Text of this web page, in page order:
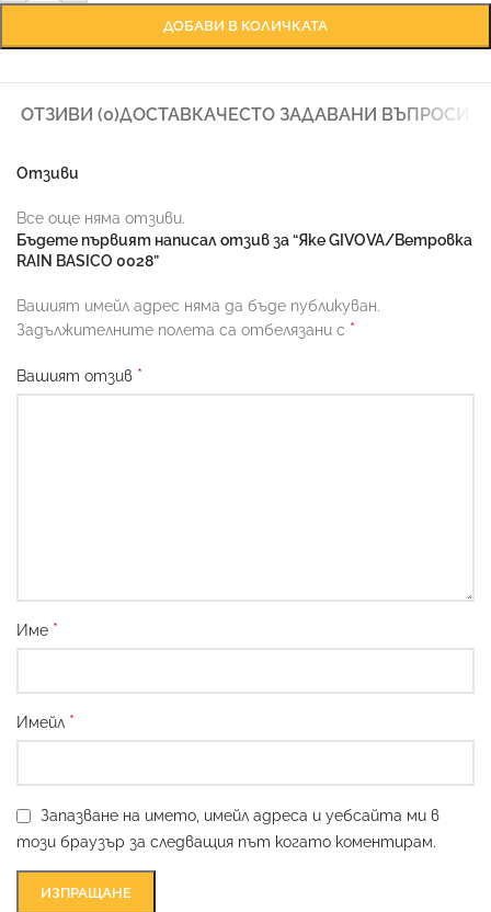
ДОБАВИ В КОЛИЧКАТА
ОТЗИВИ (0)ДОСТАВКАЧЕСТО ЗАДАВАНИ ВЪПРОСИ
Отзиви
Все още няма отзиви.
Бъдете първият написал отзив за “Яке GIVOVA/Ветровка
RAIN BASICO 0028”
Вашият имейл адрес няма да бъде публикуван.
Задължителните полета са отбелязани с *
Вашият отзив *
Име *
Имейл *
Запазване на името, имейл адреса и уебсайта ми в
този браузър за следващия път когато коментирам.